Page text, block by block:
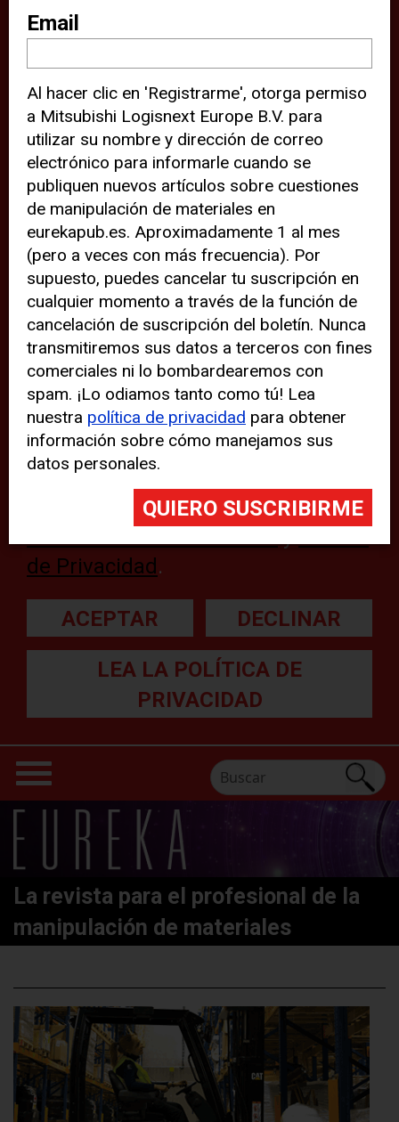
sitio web (por ejemplo, ofreciéndole
información de ubicación). Estas
terceras partes también definen
cookies en su dispositivo y pueden
rastrear su comportamiento en
internet. Al hacer clic en “Aceptar”,
significa que está de acuerdo con el
uso de cookies analíticas y de
terceros para tener una experiencia
óptima en nuestro sitio web. Si
elige “Declinar” el uso de cookies
analíticas y de terceros, evitará que
terceras partes rastreen su
comportamiento en nuestro sitio
web, aunque pueden aparecer
problemas técnicos con el sitio
web. Para obtener más
información, lea nuestra
de Privacidad .
ACEPTAR DECLINAR
LEA LA POLÍTICA DE
PRIVACIDAD
La revista para el profesional de la
manipulación de materiales
Email
Al hacer clic en 'Registrarme', otorga permiso
a Mitsubishi Logisnext Europe B.V. para
utilizar su nombre y dirección de correo
electrónico para informarle cuando se
publiquen nuevos artículos sobre cuestiones
de manipulación de materiales en
eurekapub.es. Aproximadamente 1 al mes
(pero a veces con más frecuencia). Por
supuesto, puedes cancelar tu suscripción en
cualquier momento a través de la función de
cancelación de suscripción del boletín. Nunca
transmitiremos sus datos a terceros con fines
comerciales ni lo bombardearemos con
spam. ¡Lo odiamos tanto como tú! Lea
nuestra política de privacidad para obtener
información sobre cómo manejamos sus
datos personales.